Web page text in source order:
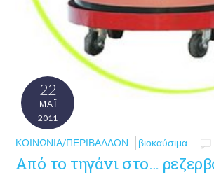
22
ΜΑΪ́
2011
ΚΟΙΝΩΝΊΑ/ΠΕΡΙΒΆΛΛΟΝ βιοκαύσιμα
Από το τηγάνι στο…